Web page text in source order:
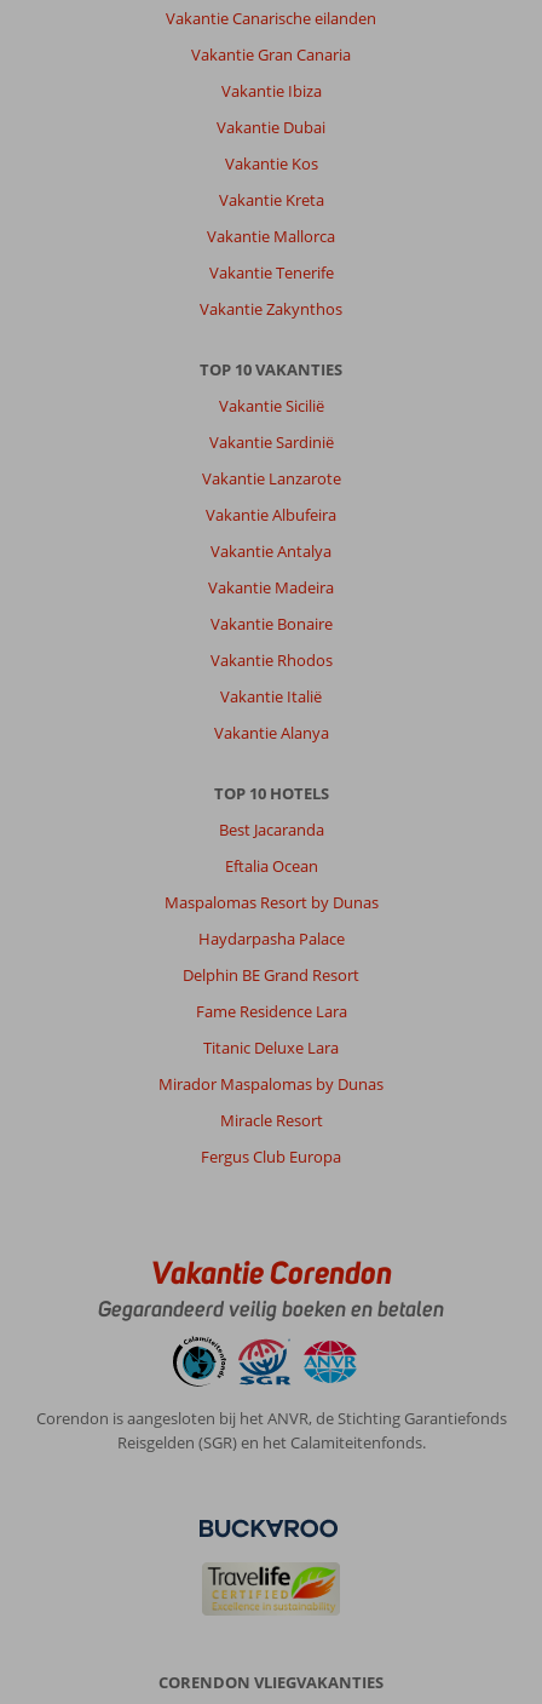
Vakantie Canarische eilanden
Vakantie Gran Canaria
Vakantie Ibiza
Vakantie Dubai
Vakantie Kos
Vakantie Kreta
Vakantie Mallorca
Vakantie Tenerife
Vakantie Zakynthos
TOP 10 VAKANTIES
Vakantie Sicilië
Vakantie Sardinië
Vakantie Lanzarote
Vakantie Albufeira
Vakantie Antalya
Vakantie Madeira
Vakantie Bonaire
Vakantie Rhodos
Vakantie Italië
Vakantie Alanya
TOP 10 HOTELS
Best Jacaranda
Eftalia Ocean
Maspalomas Resort by Dunas
Haydarpasha Palace
Delphin BE Grand Resort
Fame Residence Lara
Titanic Deluxe Lara
Mirador Maspalomas by Dunas
Miracle Resort
Fergus Club Europa
Vakantie Corendon
Gegarandeerd veilig boeken en betalen
Corendon is aangesloten bij het ANVR, de Stichting Garantiefonds
Reisgelden (SGR) en het Calamiteitenfonds.
CORENDON VLIEGVAKANTIES